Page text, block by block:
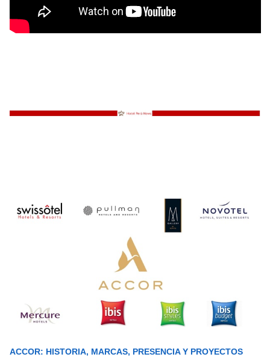
ACCOR: HISTORIA, MARCAS, PRESENCIA Y PROYECTOS